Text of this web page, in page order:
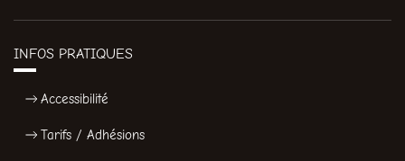
INFOS PRATIQUES
Accessibilité
Tarifs / Adhésions